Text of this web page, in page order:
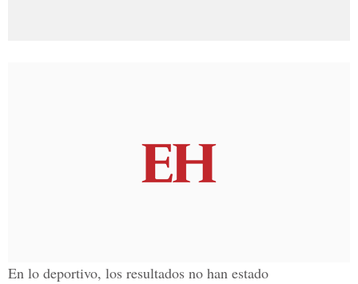
En lo deportivo, los resultados no han estado